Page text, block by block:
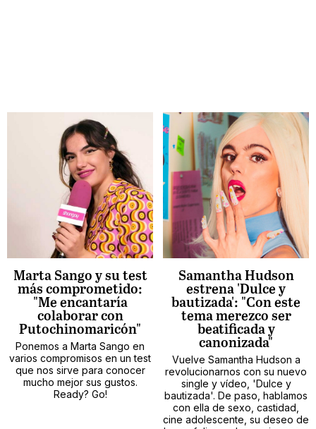
Marta Sango y su test
más comprometido:
"Me encantaría
colaborar con
Putochinomaricón"
Ponemos a Marta Sango en
varios compromisos en un test
que nos sirve para conocer
mucho mejor sus gustos.
Ready? Go!
Samantha Hudson
estrena 'Dulce y
bautizada': "Con este
tema merezco ser
beatificada y
canonizada"
Vuelve Samantha Hudson a
revolucionarnos con su nuevo
single y vídeo, 'Dulce y
bautizada'. De paso, hablamos
con ella de sexo, castidad,
cine adolescente, su deseo de